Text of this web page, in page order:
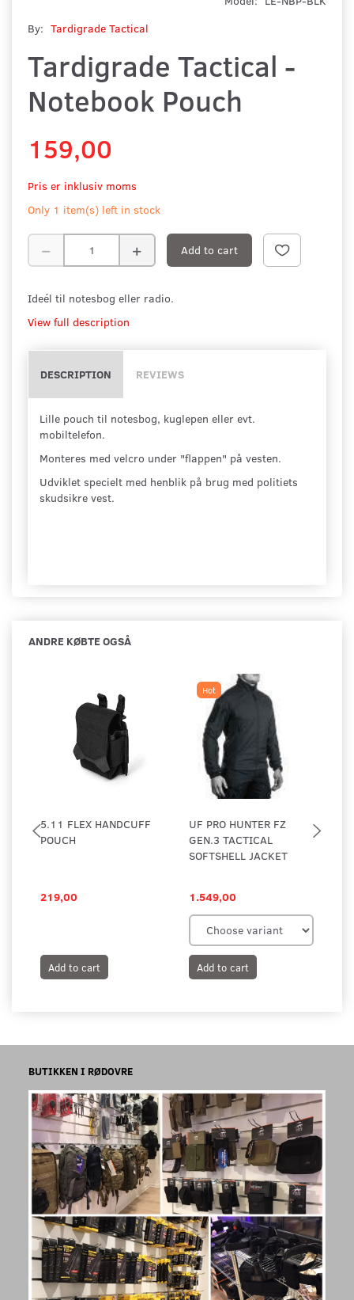
By: Tardigrade Tactical
Tardigrade Tactical -
Notebook Pouch
159,00
Pris er inklusiv moms
Only 1 item(s) left in stock
Add to cart
Ideél til notesbog eller radio.
View full description
DESCRIPTION REVIEWS
Lille pouch til notesbog, kuglepen eller evt.
mobiltelefon.
Monteres med velcro under "flappen" på vesten.
Udviklet specielt med henblik på brug med politiets
skudsikre vest.
ANDRE KØBTE OGSÅ
5.11 FLEX HANDCUFF
POUCH
219,00
Add to cart
Hot
UF PRO HUNTER FZ
GEN.3 TACTICAL
SOFTSHELL JACKET
1.549,00
Add to cart
BUTIKKEN I RØDOVRE